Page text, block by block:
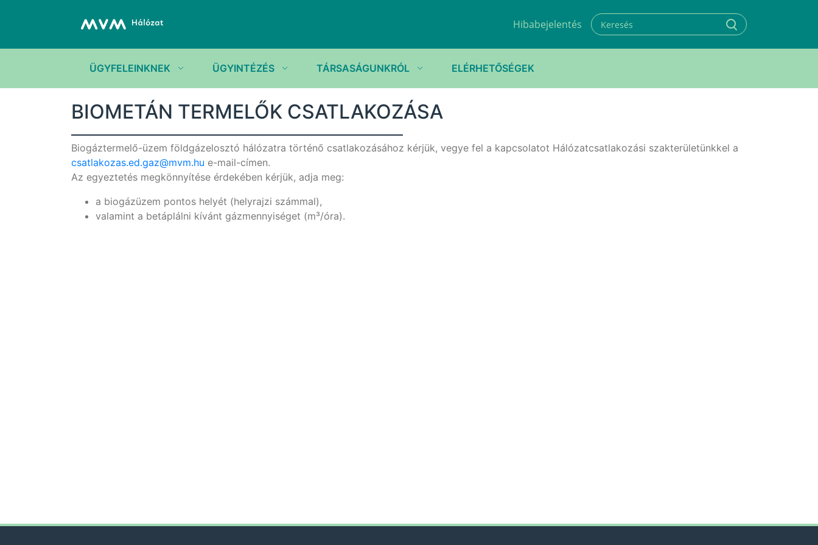
Hibabejelentés
ÜGYFELEINKNEK ÜGYINTÉZÉS TÁRSASÁGUNKRÓL ELÉRHETŐSÉGEK
BIOMETÁN TERMELŐK CSATLAKOZÁSA
Biogáztermelő-üzem földgázelosztó hálózatra történő csatlakozásához kérjük, vegye fel a kapcsolatot Hálózatcsatlakozási szakterületünkkel a
csatlakozas.ed.gaz@mvm.hu e-mail-címen.
Az egyeztetés megkönnyítése érdekében kérjük, adja meg:
a biogázüzem pontos helyét (helyrajzi számmal),
valamint a betáplálni kívánt gázmennyiséget (m³/óra).